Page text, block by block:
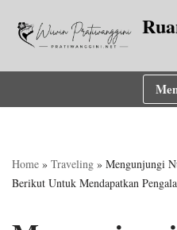
Lompat
Home » Traveling » Mengunjungi
Berikut Untuk Mendapatkan